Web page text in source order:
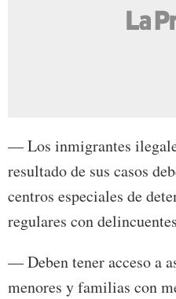
— Los inmigrantes
resultado de sus casos
centros especiales de
regulares con
— Deben tener acceso a
menores y familias con